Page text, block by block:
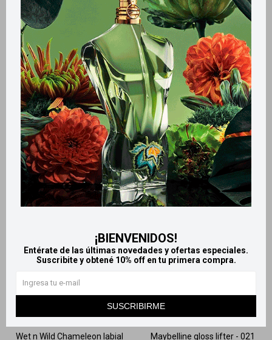
¡BIENVENIDOS!
Entérate de las últimas novedades y ofertas especiales.
Suscribite y obtené 10% off en tu primera compra.
SUSCRIBIRME
Métodos y costos de envío
Retiros gratuitos en tiendas
Productos que te pueden interesar
Llega MAÑANA
Wet n Wild Chameleon labial
Maybelline gloss lifter - 021